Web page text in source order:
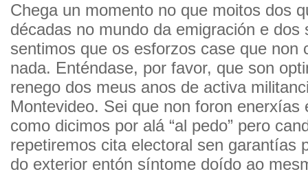
Chega un momento no que moitos dos
décadas no mundo da emigración e dos
sentimos que os esforzos case que non
nada. Enténdase, por favor, que son
renego dos meus anos de activa
Montevideo. Sei que non foron enerxías
como dicimos por alá “al pedo” pero
repetiremos cita electoral sen garantías
do exterior entón síntome doído ao